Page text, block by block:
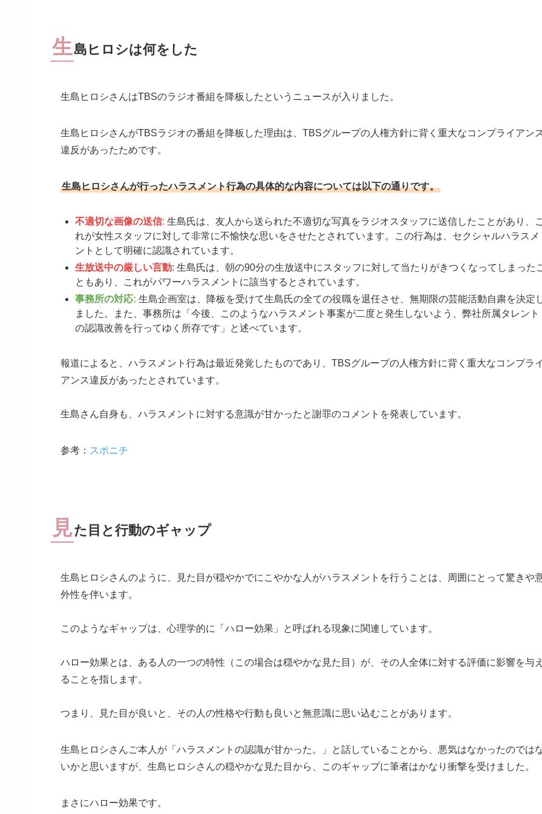
生島ヒロシは何をした
生島ヒロシさんはTBSのラジオ番組を降板したというニュースが入りました。
生島ヒロシさんがTBSラジオの番組を降板した理由は、TBSグループの人権方針に背く重大なコンプライアン
違反があったためです。
生島ヒロシさんが行ったハラスメント行為の具体的な内容については以下の通りです。
不適切な画像の送信: 生島氏は、友人から送られた不適切な写真をラジオスタッフに送信したことがあり、
れが女性スタッフに対して非常に不愉快な思いをさせたとされています。この行為は、セクシャルハラスメ
ントとして明確に認識されています。
生放送中の厳しい言動: 生島氏は、朝の90分の生放送中にスタッフに対して当たりがきつくなってしまった
ともあり、これがパワーハラスメントに該当するとされています。
事務所の対応: 生島企画室は、降板を受けて生島氏の全ての役職を退任させ、無期限の芸能活動自粛を決定
ました。また、事務所は「今後、このようなハラスメント事案が二度と発生しないよう、弊社所属タレント
の認識改善を行ってゆく所存です」と述べています。
報道によると、ハラスメント行為は最近発覚したものであり、TBSグループの人権方針に背く重大なコンプラ
アンス違反があったとされています。
生島さん自身も、ハラスメントに対する意識が甘かったと謝罪のコメントを発表しています。
参考： スポニチ
見た目と行動のギャップ
生島ヒロシさんのように、見た目が穏やかでにこやかな人がハラスメントを行うことは、周囲にとって驚きや
外性を伴います。
このようなギャップは、心理学的に「ハロー効果」と呼ばれる現象に関連しています。
ハロー効果とは、ある人の一つの特性（この場合は穏やかな見た目）が、その人全体に対する評価に影響を与
ることを指します。
つまり、見た目が良いと、その人の性格や行動も良いと無意識に思い込むことがあります。
生島ヒロシさんご本人が「ハラスメントの認識が甘かった。」と話していることから、悪気はなかったのでは
いかと思いますが、生島ヒロシさんの穏やかな見た目から、このギャップに筆者はかなり衝撃を受けました。
まさにハロー効果です。